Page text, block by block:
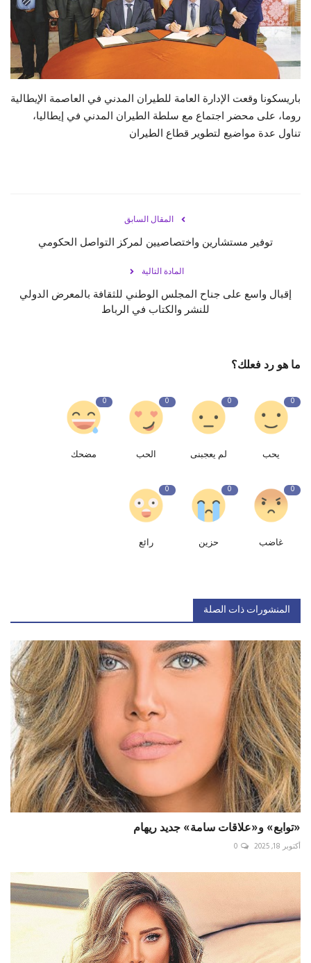
حياة
باريسكونا وقعت الإدارة العامة للطيران المدني في العاصمة الإيطالية
روما، على محضر اجتماع مع سلطة الطيران المدني في إيطاليا،
تناول عدة مواضيع لتطوير قطاع الطيران
المقال السابق
توفير مستشارين واختصاصيين لمركز التواصل الحكومي
المادة التالية
إقبال واسع على جناح المجلس الوطني للثقافة بالمعرض الدولي
للنشر والكتاب في الرباط
ما هو رد فعلك؟
0
يحب
0
لم يعجبنى
0
الحب
0
مضحك
0
غاضب
0
حزين
0
رائع
المنشورات ذات الصلة
«توابع» و«علاقات سامة» جديد ريهام
أكتوبر 18, 2025 0